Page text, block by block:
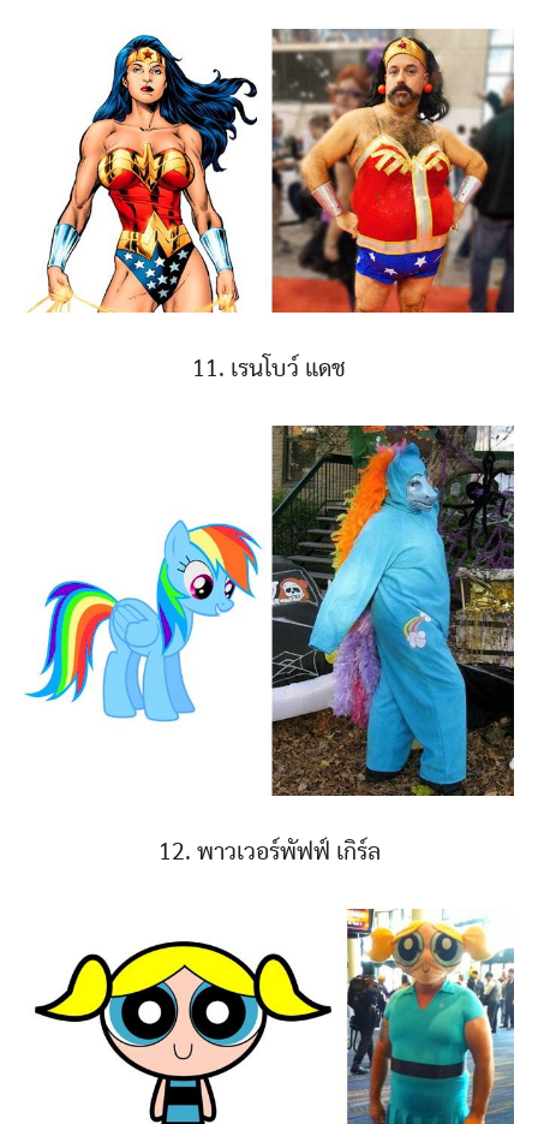
11. เรนโบว์ แดช
12. พาวเวอร์พัฟฟ์ เกิร์ล